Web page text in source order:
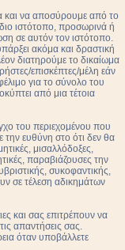
και να αποσύρουμε από το
ιστότοπο, προσωρινά ή
σε αυτόν τον ιστότοπο.
ακόμα και δραστική
διατηρούμε το δικαίωμα
επισκέπτες/μέλη εάν
για το σύνολο του
από μια τέτοια
του περιεχομένου που
την ευθύνη στο ότι δεν θα
μισαλλόδοξες,
παραβιάζουσες την
συκοφαντικής,
σε τέλεση αδικημάτων
και σας επιτρέπουν να
απαντήσεις σας.
όταν υποβάλλετε